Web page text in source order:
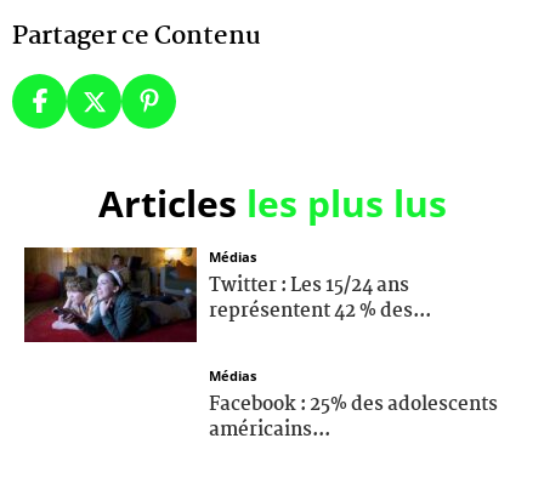
Partager ce Contenu
Articles les plus lus
Médias
Twitter : Les 15/24 ans
représentent 42 % des...
Médias
Facebook : 25% des adolescents
américains...